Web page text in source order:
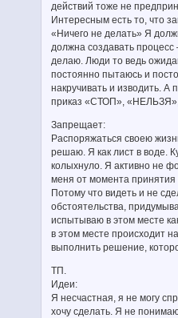
действий тоже не
Интересным есть то, что
«Ничего не делать» Я
должна создавать
делаю. Люди то ведь
постоянно пытаюсь и
накручивать и изводить. А
приказ «СТОП»,
Запрещает:
Распоряжаться своею
решаю. Я как лист в воде.
колыхнуло. Я активно не
меня от момента принятия
Потому что видеть и не
обстоятельства,
испытываю в этом месте
в этом месте происходит
выполнить решение,
ТП.
Идеи:
Я несчастная, я не могу
хочу сделать. Я не